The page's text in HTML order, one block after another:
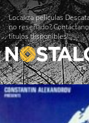
Localiza películas
no reseñado?
títulos disponibles!